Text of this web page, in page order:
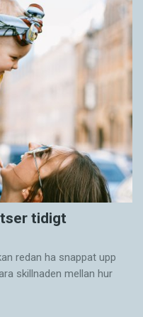
tidigt
redan ha snappat upp
skillnaden mellan hur